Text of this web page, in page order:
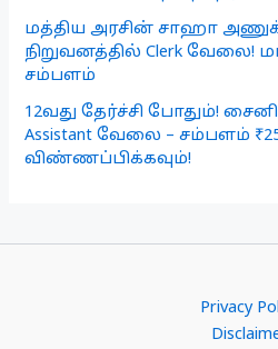
மத்திய அரசின் சாஹா
நிறுவனத்தில் Clerk வேலை!
சம்பளம்
12வது தேர்ச்சி போதும்!
Assistant வேலை – சம்பளம்
விண்ணப்பிக்கவும்!
Privacy